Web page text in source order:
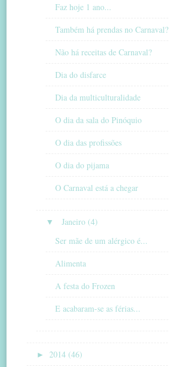
Faz hoje 1 ano...
Também há prendas no Carnaval?
Não há receitas de Carnaval?
Dia do disfarce
Dia da multiculturalidade
O dia da sala do Pinóquio
O dia das profissões
O dia do pijama
O Carnaval está a chegar
▼
Janeiro (4)
Ser mãe de um alérgico é...
Alimenta
A festa do Frozen
E acabaram-se as férias...
► 2014 (46)